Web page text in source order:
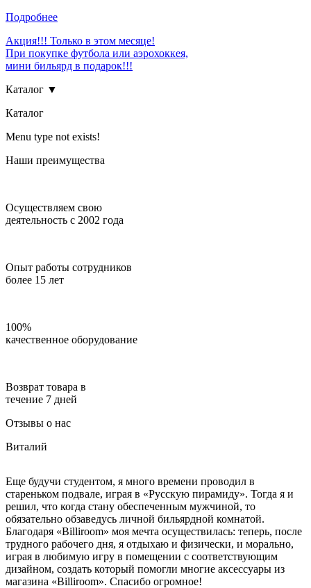
Подробнее
Акция!!! Только в этом месяце!
При покупке футбола или аэрохоккея,
мини бильярд в подарок!!!
Каталог ▼
Каталог
Menu type not exists!
Наши преимущества
Осуществляем свою
деятельность с 2002 года
Опыт работы сотрудников
более 15 лет
100%
качественное оборудование
Возврат товара в
течение 7 дней
Отзывы о нас
Виталий
Еще будучи студентом, я много времени проводил в
стареньком подвале, играя в «Русскую пирамиду». Тогда я и
решил, что когда стану обеспеченным мужчиной, то
обязательно обзаведусь личной бильярдной комнатой.
Благодаря «Billiroom» моя мечта осуществилась: теперь, после
трудного рабочего дня, я отдыхаю и физически, и морально,
играя в любимую игру в помещении с соответствующим
дизайном, создать который помогли многие аксессуары из
магазина «Billiroom». Спасибо огромное!